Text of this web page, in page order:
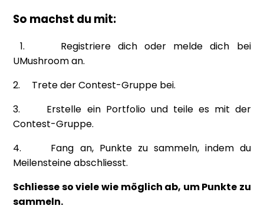
So machst du mit:
1. Registriere dich oder melde dich bei
UMushroom an.
2. Trete der Contest-Gruppe bei.
3. Erstelle ein Portfolio und teile es mit der
Contest-Gruppe.
4. Fang an, Punkte zu sammeln, indem du
Meilensteine abschliesst.
Schliesse so viele wie möglich ab, um Punkte zu
sammeln.